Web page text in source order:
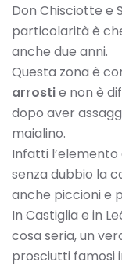
Don Chisciotte e
particolarità è
anche due anni.
Questa zona è
arrostie non è
dopo aver
maialino.
Infatti
senza dubbio la
anche piccioni e
In Castiglia e in
cosa seria, un
prosciutti famosi